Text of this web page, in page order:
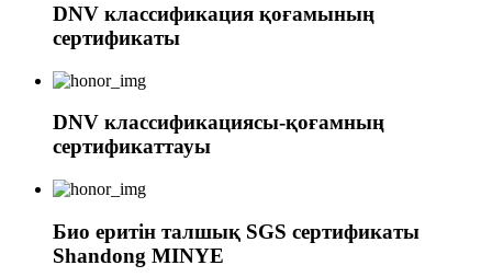
DNV классификация қоғамының
сертификаты
DNV классификациясы-қоғамның
сертификаттауы
Био еритін талшық SGS сертификаты
Shandong MINYE